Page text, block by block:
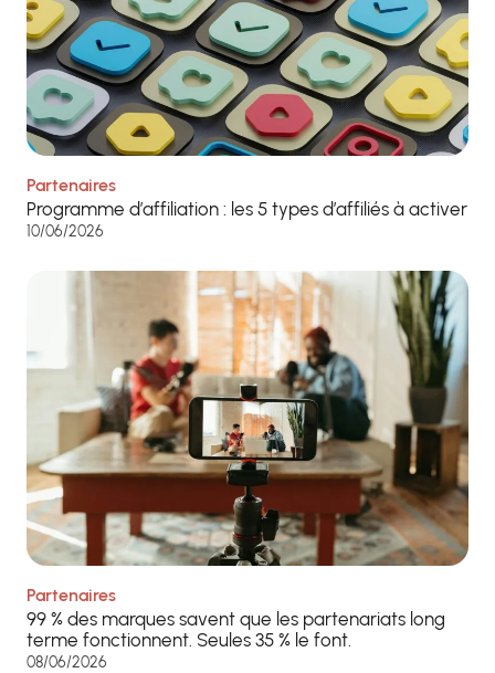
Partenaires
Programme d’affiliation : les 5 types d’affiliés à activer
10/06/2026
Partenaires
99 % des marques savent que les partenariats long
terme fonctionnent. Seules 35 % le font.
08/06/2026